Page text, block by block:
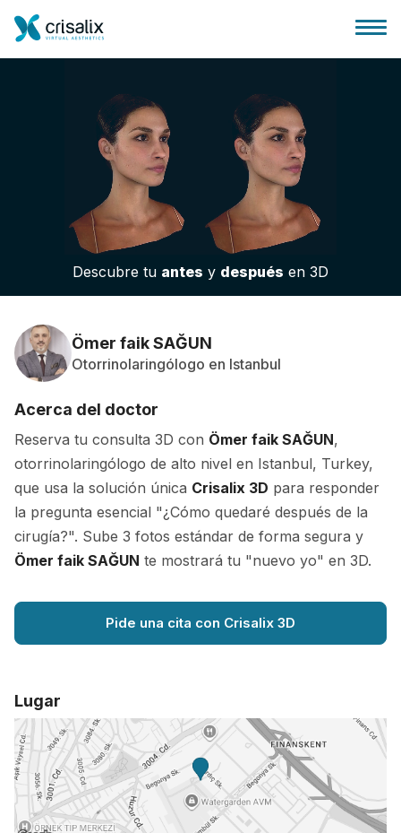
Página de inicio
Plataforma 3D de negocio
Planes y Precios
Reseñas de pacientes
Descubre tu antes y después en 3D
Ömer faik SAĞUN
Otorrinolaringólogo en Istanbul
Acerca del doctor
Reserva tu consulta 3D con Ömer faik SAĞUN,
otorrinolaringólogo de alto nivel en Istanbul, Turkey,
que usa la solución única Crisalix 3D para responder
la pregunta esencial "¿Cómo quedaré después de la
cirugía?". Sube 3 fotos estándar de forma segura y
Ömer faik SAĞUN te mostrará tu "nuevo yo" en 3D.
Pide una cita con Crisalix 3D
Lugar